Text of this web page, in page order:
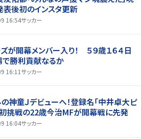
後初のインスタ更新
16:54サッカー
が開幕メンバー入り！ ５９歳１６４日
で勝利貢献なるか
16:11サッカー
神童Ｊデビューへ！登録名「中井卓大ピ
初挑戦の22歳今治MFが開幕戦に先発
16:04サッカー